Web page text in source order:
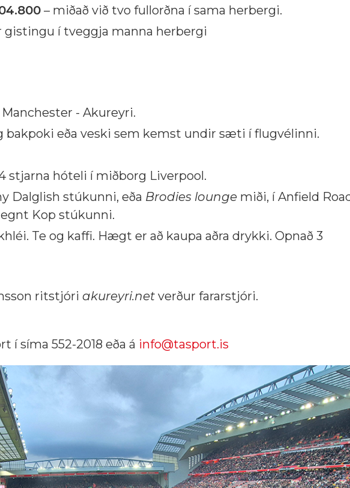
– miðað við tvo fullorðna í sama herbergi.
gistingu í tveggja manna herbergi
- Akureyri.
bakpoki eða veski sem kemst undir sæti í flugvélinni.
stjarna hóteli í miðborg Liverpool.
Dalglish stúkunni, eða Brodies lounge miði, í Anfield
Kop stúkunni.
Te og kaffi. Hægt er að kaupa aðra drykki. Opnað 3
ritstjóri akureyri.net verður fararstjóri.
í síma 552-2018 eða á info@tasport.is